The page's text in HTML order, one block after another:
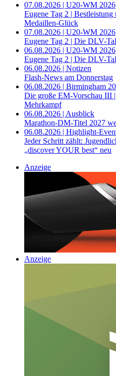
07.08.2026 | U20-WM 2026
Eugene Tag 2 |
Medaillen-Glück
07.08.2026 | U20-WM 2026
Eugene Tag 2 | Die DLV-
06.08.2026 | U20-WM 2026
Eugene Tag 2 | Die DLV-
06.08.2026 | Notizen
Flash-News am Donnerstag
06.08.2026 | Birmingham
Die große EM-Vorschau III
Mehrkampf
06.08.2026 | Ausblick
Marathon-DM-Titel 2027
06.08.2026 | Highlight-
Jeder Schritt zählt:
„discover YOUR best“ neu
Anzeige
Anzeige